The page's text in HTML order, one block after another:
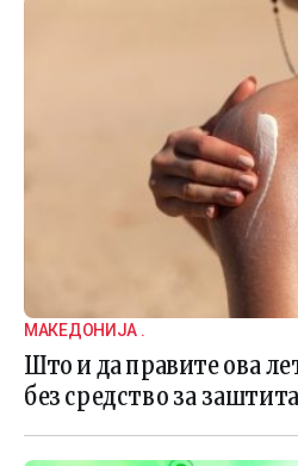
МАКЕДОНИЈА .
Што и да правите ова
без средство за